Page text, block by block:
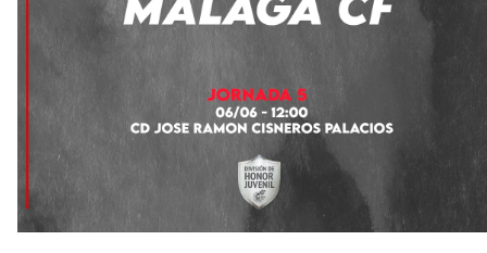
El Granada negocia con el Sevilla FC por Alberto